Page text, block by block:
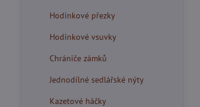
Hodinkové přezky
Hodinkové vsuvky
Chrániče zámků
Jednodílné sedlářské nýty
Kazetové háčky